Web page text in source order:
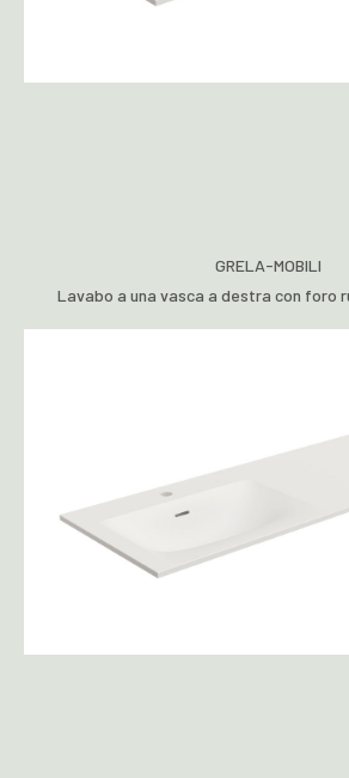
GRELA-MOBILI
Lavabo a una vasca a destra con foro